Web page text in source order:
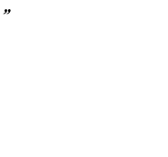
”